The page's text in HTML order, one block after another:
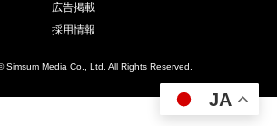
広告掲載
採用情報
Simsum Media Co., Ltd. All Rights Reserved.
JA